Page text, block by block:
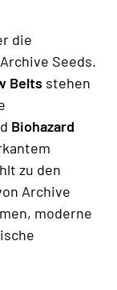
die
Seeds.
Belts stehen
Biohazard
zu den
Archive
moderne